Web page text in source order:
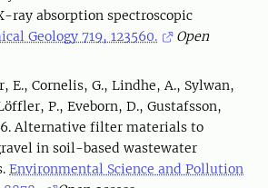
ray absorption spectroscopic
Geology 719, 123560.
Open
E., Cornelis, G., Lindhe, A., Sylwan,
P., Eveborn, D., Gustafsson,
Alternative filter materials to
in soil-based wastewater
Environmental Science and Pollution